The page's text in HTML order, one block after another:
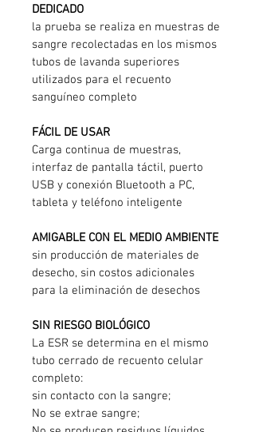
DEDICADO
la prueba se realiza en muestras de
sangre recolectadas en los mismos
tubos de lavanda superiores
utilizados para el recuento
sanguíneo completo
FÁCIL DE USAR
Carga continua de muestras,
interfaz de pantalla táctil, puerto
USB y conexión Bluetooth a PC,
tableta y teléfono inteligente
AMIGABLE CON EL MEDIO AMBIENTE
sin producción de materiales de
desecho, sin costos adicionales
para la eliminación de desechos
SIN RIESGO BIOLÓGICO
La ESR se determina en el mismo
tubo cerrado de recuento celular
completo:
sin contacto con la sangre;
No se extrae sangre;